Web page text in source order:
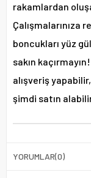
rakamlardan
Çalışmalarınıza
boncukları yüz
sakın
alışveriş
şimdi satın
YORUMLAR(0)